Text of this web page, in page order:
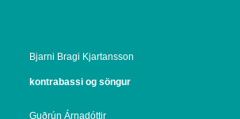
Bjarni Bragi Kjartansson
kontrabassi og söngur
Guðrún Árnadóttir